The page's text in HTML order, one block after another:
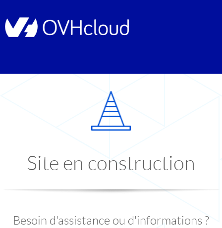
Site en construction
Besoin d'assistance ou d'informations ?